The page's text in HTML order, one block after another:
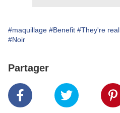
#maquillage #Benefit #They're real
#Noir
Partager